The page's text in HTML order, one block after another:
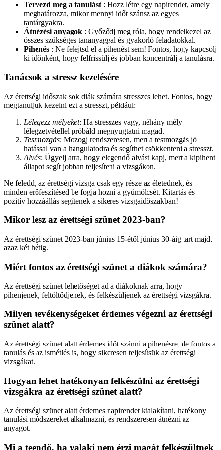
Tervezd meg a tanulást : Hozz létre egy napirendet, amely
meghatározza, mikor mennyi időt szánsz az egyes
tantárgyakra.
Átnézési anyagok : Győződj meg róla, hogy rendelkezel az
összes szükséges tananyaggal és gyakorló feladatokkal.
Pihenés : Ne felejtsd el a pihenést sem! Fontos, hogy kapcsolj
ki időnként, hogy felfrissülj és jobban koncentrálj a tanulásra.
Tanácsok a stressz kezelésére
Az érettségi időszak sok diák számára stresszes lehet. Fontos, hogy
megtanuljuk kezelni ezt a stresszt, például:
Lélegezz mélyeket: Ha stresszes vagy, néhány mély
lélegzetvétellel próbáld megnyugtatni magad.
Testmozgás: Mozogj rendszeresen, mert a testmozgás jó
hatással van a hangulatodra és segíthet csökkenteni a stresszt.
Alvás: Ügyelj arra, hogy elegendő alvást kapj, mert a kipihent
állapot segít jobban teljesíteni a vizsgákon.
Ne feledd, az érettségi vizsga csak egy része az életednek, és
minden erőfeszítésed be fogja hozni a gyümölcsét. Kitartás és
pozitív hozzáállás segítenek a sikeres vizsgaidőszakban!
Mikor lesz az érettségi szünet 2023-ban?
Az érettségi szünet 2023-ban június 15-étől június 30-áig tart majd,
azaz két hétig.
Miért fontos az érettségi szünet a diákok számára?
Az érettségi szünet lehetőséget ad a diákoknak arra, hogy
pihenjenek, feltöltődjenek, és felkészüljenek az érettségi vizsgákra.
Milyen tevékenységeket érdemes végezni az érettségi
szünet alatt?
Az érettségi szünet alatt érdemes időt szánni a pihenésre, de fontos a
tanulás és az ismétlés is, hogy sikeresen teljesítsük az érettségi
vizsgákat.
Hogyan lehet hatékonyan felkészülni az érettségi
vizsgákra az érettségi szünet alatt?
Az érettségi szünet alatt érdemes napirendet kialakítani, hatékony
tanulási módszereket alkalmazni, és rendszeresen átnézni az
anyagot.
Mi a teendő, ha valaki nem érzi magát felkészültnek